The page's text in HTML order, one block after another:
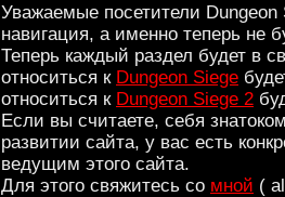
Уважаемые посетители Dungeon
навигация, а именно теперь не
Теперь каждый раздел будет в
относиться к Dungeon Siege
относиться к Dungeon Siege 2
Если вы считаете, себя
развитии сайта, у вас есть
ведущим этого сайта.
Для этого свяжитесь со мной (